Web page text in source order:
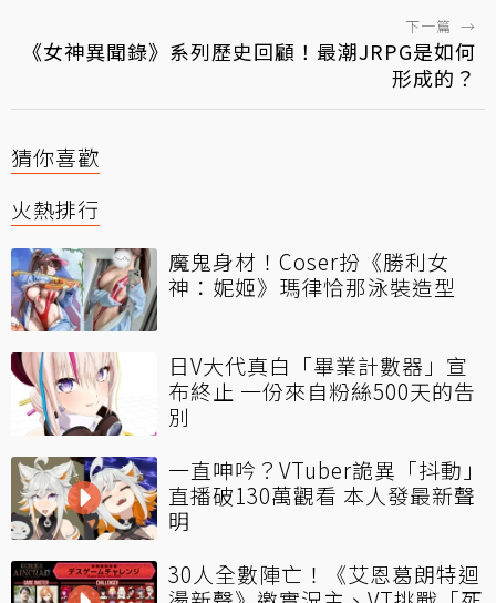
下一篇 →
《女神異聞錄》系列歷史回顧！最潮JRPG是如何
形成的？
猜你喜歡
火熱排行
魔鬼身材！Coser扮《勝利女
神：妮姬》瑪律恰那泳裝造型
日V大代真白「畢業計數器」宣
布終止 一份來自粉絲500天的告
別
一直呻吟？VTuber詭異「抖動」
直播破130萬觀看 本人發最新聲
明
30人全數陣亡！《艾恩葛朗特迴